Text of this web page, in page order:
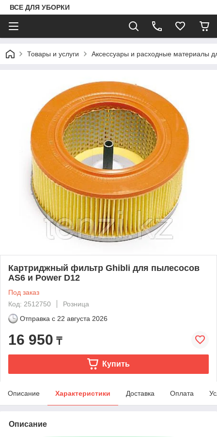
ВСЕ ДЛЯ УБОРКИ
Товары и услуги Аксессуары и расходные материалы
Картриджный фильтр Ghibli для пылесосов
AS6 и Power D12
Под заказ
Код: 2512750
Розница
Отправка с 22 августа 2026
16 950 ₸
Купить
Описание Характеристики Доставка Оплата
Описание